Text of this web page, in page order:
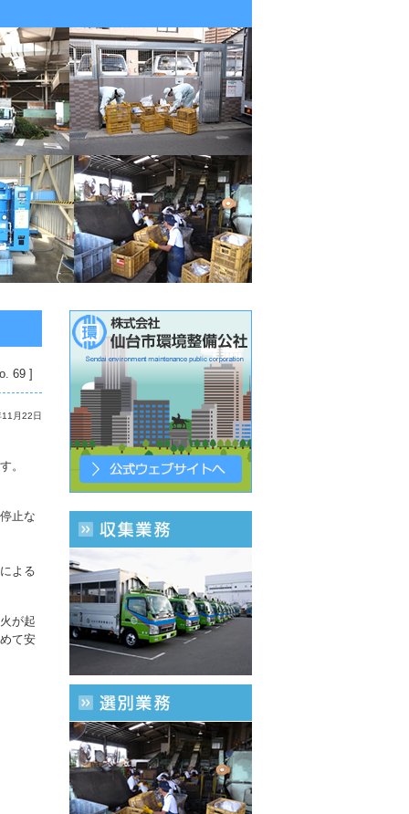
69 ]
月22日
。
。
。
止な
。
よる
が起
て安